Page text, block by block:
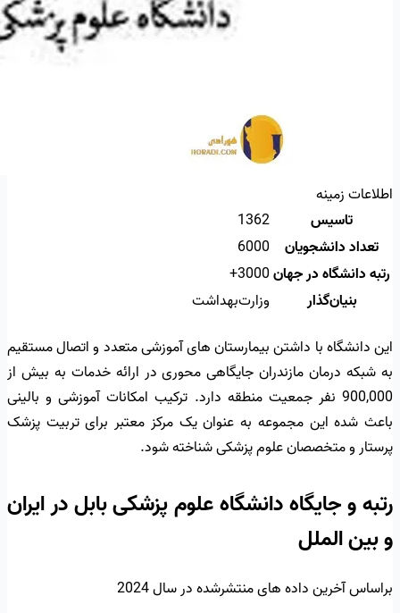
اطلاعات زمینه
تاسیس
1362
تعداد دانشجویان
6000
رتبه دانشگاه در جهان3000+
بنیان‌گذار
وزارت‌بهداشت
این دانشگاه با داشتن بیمارستان های آموزشی متعدد و اتصال مستقیم
به شبکه درمان مازندران جایگاهی محوری در ارائه خدمات به بیش از
900,000 نفر جمعیت منطقه دارد. ترکیب امکانات آموزشی و بالینی
باعث شده این مجموعه به عنوان یک مرکز معتبر برای تربیت پزشک
پرستار و متخصصان علوم پزشکی شناخته شود.
رتبه و جایگاه دانشگاه علوم پزشکی بابل در ایران
و بین الملل
براساس آخرین داده های منتشرشده در سال 2024